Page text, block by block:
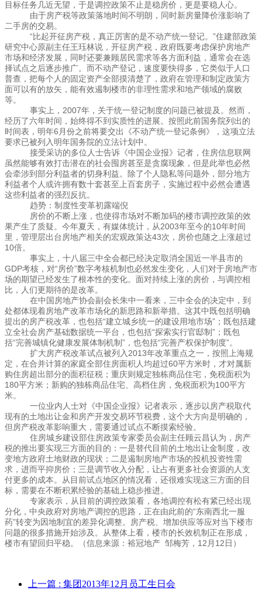
目标任务几近无望，于是调控政策不止是稳房价，更是要稳人心。
由于房产税等政策落地时间不明朗，同时新房量降价涨影响了
二手房的交易。
“比起开征房产税，真正厉害的是不动产统一登记。”住建部政策
研究中心原副主任王珏林说，开征房产税，政府既要考虑保护房地产
市场和经济发展，同时还要兼顾居民需求等各方面利益，通常会在选
择试点之后逐步推广。而不动产登记，速度要快得多，它类似于人口
普查，把每个人的固定资产全部摸清楚了，政府在管理和制定政策方
面可以有的放矢，能有效遏制楼市的非理性需求和地产领域的腐败
等。
事实上，2007年，关于统一登记制度的问题已被提及。然而，
经历了六年时间，始终得不到实质性的进展。按照此前国务院列出的
时间表，明年6月份之前将要交出《不动产统一登记条例》，这项立法
要求已被列入明年国务院的立法计划中。
接受采访的多位人士告诉《中国企业报》记者，住房信息联网
虽然能够有效打击潜在的社会囤房甚至是贪腐现象，但是此举也必然
会牵涉到部分利益者的切身利益。除了个人隐私等问题外，部分地方
利益者个人或许拥有数十套甚至上百套房子，实施过程中必然会遭遇
这些利益者的强烈反抗。
趋势：制度性变革初露端倪
房价的不断上涨，也使得市场对不断加码的楼市调控政策的效
果产生了质疑。今年夏天，有媒体统计，从2003年至今的10年时间
里，管理层出台房地产相关的宏观政策达43次，房价也随之上涨超过
10倍。
事实上，十八届三中全会都已经决定取消全国近一半县市的
GDP考核，对“房价”数字考核机制也必然发生变化，人们对于房地产市
场的期望已经发生了根本性的变化。面对持续上涨的房价，与调控相
比，人们更期待的是改革。
在中国房地产协会副会长朱中一看来，三中全会的决定中，到
处都体现着房地产改革市场化的新思路和新举措。这其中既包括明确
提出的房产税改革，也包括“建立城乡统一的建设用地市场”；既包括建
立全社会房产基础数据统一平台，也包括“探索实行官邸制”；既包
括“完善城镇化健康发展体制机制”，也包括“完善产权保护制度”。
扩大房产税改革试点被列入2013年改革重点之一，按照上海规
定，在合并计算的家庭全部住房面积人均超过60平方米时，才对属新
购住房超出部分的面积征税；重庆则规定独栋商品住宅，免税面积为
180平方米；新购的独栋商品住宅、高档住房，免税面积为100平方
米。
一位业内人士对《中国企业报》记者表示，逐步以房产税取代
现有的土地出让金和房产开发交易环节税费，这个大方向是明确的，
但房产税改革影响重大，需要通过试点不断摸索经验。
住房城乡建设部住房政策专家委员会副主任顾云昌认为，房产
税的推出要实现三方面的目的：一是替代目前的土地出让金制度，改
变地方政府土地财政的现状；二是遏制房地产市场的投机投资性需
求，进而平抑房价；三是调节收入分配，让占有更多社会资源的人支
付更多的成本。从目前试点地区的情况看，还很难实现这三方面的目
标，需要在不断积累经验的基础上稳步推进。
专家表示，从目前的调控政策看，各地调控有松有紧已经出现
分化，中央政府对房地产调控的思路，正在由此前的“东南西北一服
药”转变为因地制宜的差异化调整。房产税、增加供应等应对当下楼市
问题的很多措施开始涉及。从整体上看，楼市的长效机制正在形成，
楼市有望回归平稳。（信息来源：裕冠地产 邹梅芳，12月12日）
上一篇 : 集团2013年12月员工生日会